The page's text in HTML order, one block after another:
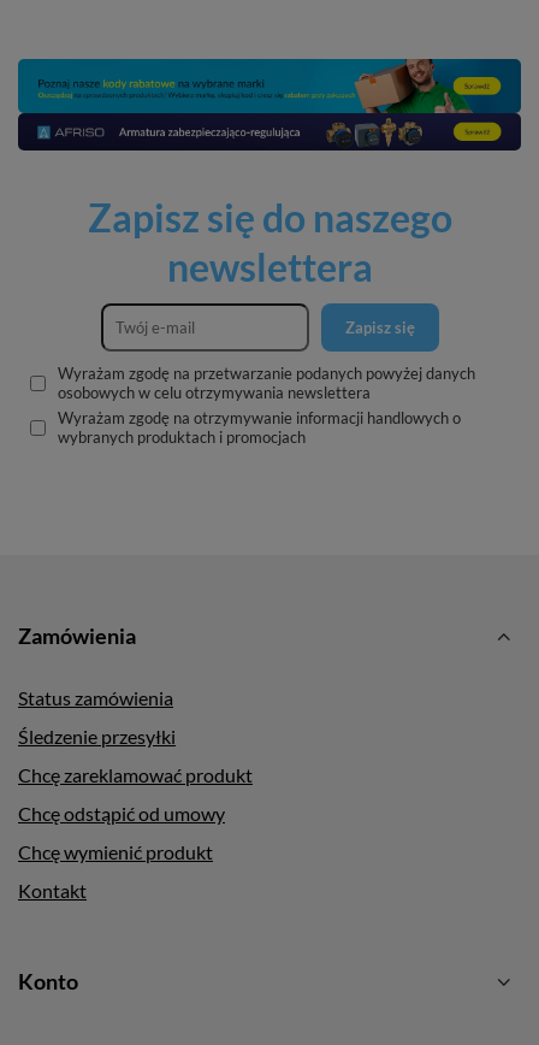
Zapisz się do naszego
newslettera
Zapisz się
Wyrażam zgodę na przetwarzanie podanych powyżej danych
osobowych w celu otrzymywania newslettera
Wyrażam zgodę na otrzymywanie informacji handlowych o
wybranych produktach i promocjach
Zamówienia
Status zamówienia
Śledzenie przesyłki
Chcę zareklamować produkt
Chcę odstąpić od umowy
Chcę wymienić produkt
Kontakt
Konto